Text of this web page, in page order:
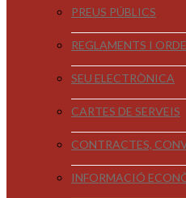
PREUS PÚBLICS
REGLAMENTS I
SEU ELECTRÒNICA
CARTES DE SERVEIS
CONTRACTES,
INFORMACIÓ